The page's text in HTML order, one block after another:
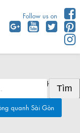
Follow us on
tin Sài Gòn hôm nay
quanh Sài Gòn